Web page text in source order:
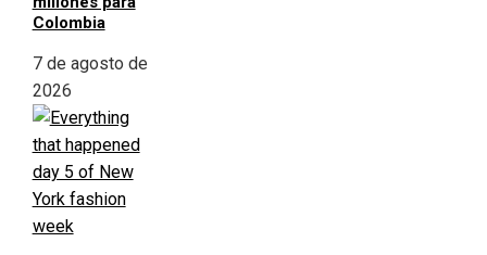
Colombia
7 de agosto de
2026